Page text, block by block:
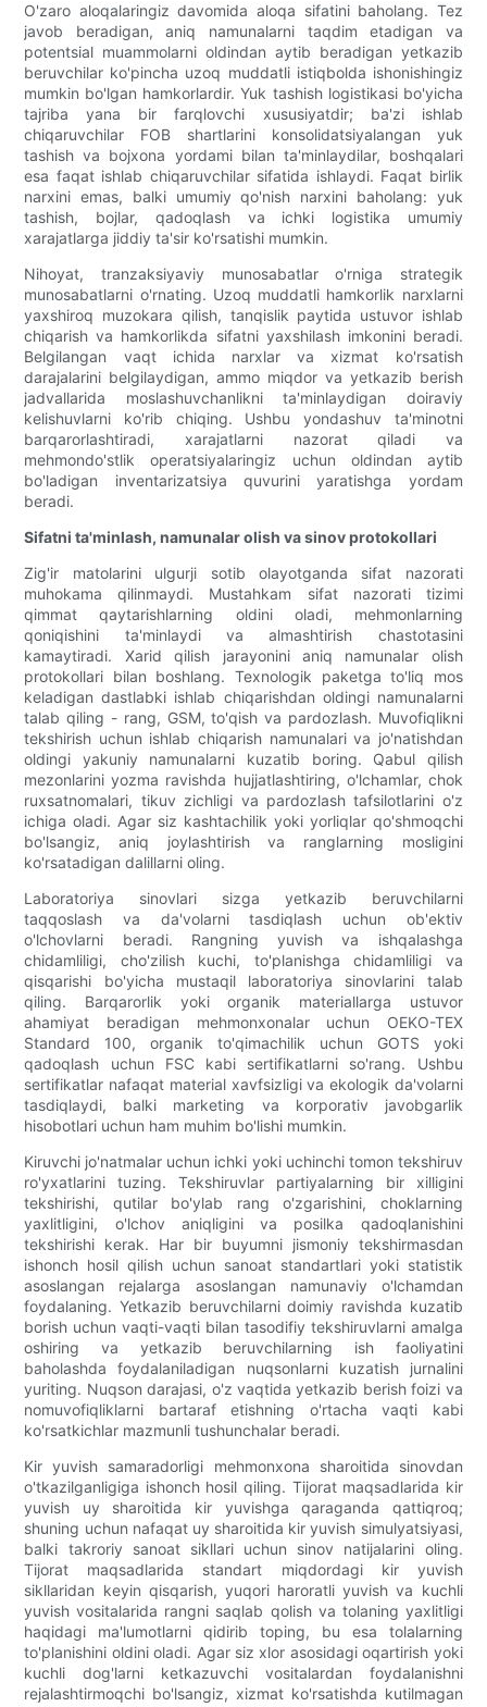
O'zaro aloqalaringiz davomida aloqa sifatini baholang. Tez
javob beradigan, aniq namunalarni taqdim etadigan va
potentsial muammolarni oldindan aytib beradigan yetkazib
beruvchilar ko'pincha uzoq muddatli istiqbolda ishonishingiz
mumkin bo'lgan hamkorlardir. Yuk tashish logistikasi bo'yicha
tajriba yana bir farqlovchi xususiyatdir; ba'zi ishlab
chiqaruvchilar FOB shartlarini konsolidatsiyalangan yuk
tashish va bojxona yordami bilan ta'minlaydilar, boshqalari
esa faqat ishlab chiqaruvchilar sifatida ishlaydi. Faqat birlik
narxini emas, balki umumiy qo'nish narxini baholang: yuk
tashish, bojlar, qadoqlash va ichki logistika umumiy
xarajatlarga jiddiy ta'sir ko'rsatishi mumkin.
Nihoyat, tranzaksiyaviy munosabatlar o'rniga strategik
munosabatlarni o'rnating. Uzoq muddatli hamkorlik narxlarni
yaxshiroq muzokara qilish, tanqislik paytida ustuvor ishlab
chiqarish va hamkorlikda sifatni yaxshilash imkonini beradi.
Belgilangan vaqt ichida narxlar va xizmat ko'rsatish
darajalarini belgilaydigan, ammo miqdor va yetkazib berish
jadvallarida moslashuvchanlikni ta'minlaydigan doiraviy
kelishuvlarni ko'rib chiqing. Ushbu yondashuv ta'minotni
barqarorlashtiradi, xarajatlarni nazorat qiladi va
mehmondo'stlik operatsiyalaringiz uchun oldindan aytib
bo'ladigan inventarizatsiya quvurini yaratishga yordam
beradi.
Sifatni ta'minlash, namunalar olish va sinov protokollari
Zig'ir matolarini ulgurji sotib olayotganda sifat nazorati
muhokama qilinmaydi. Mustahkam sifat nazorati tizimi
qimmat qaytarishlarning oldini oladi, mehmonlarning
qoniqishini ta'minlaydi va almashtirish chastotasini
kamaytiradi. Xarid qilish jarayonini aniq namunalar olish
protokollari bilan boshlang. Texnologik paketga to'liq mos
keladigan dastlabki ishlab chiqarishdan oldingi namunalarni
talab qiling - rang, GSM, to'qish va pardozlash. Muvofiqlikni
tekshirish uchun ishlab chiqarish namunalari va jo'natishdan
oldingi yakuniy namunalarni kuzatib boring. Qabul qilish
mezonlarini yozma ravishda hujjatlashtiring, o'lchamlar, chok
ruxsatnomalari, tikuv zichligi va pardozlash tafsilotlarini o'z
ichiga oladi. Agar siz kashtachilik yoki yorliqlar qo'shmoqchi
bo'lsangiz, aniq joylashtirish va ranglarning mosligini
ko'rsatadigan dalillarni oling.
Laboratoriya sinovlari sizga yetkazib beruvchilarni
taqqoslash va da'volarni tasdiqlash uchun ob'ektiv
o'lchovlarni beradi. Rangning yuvish va ishqalashga
chidamliligi, cho'zilish kuchi, to'planishga chidamliligi va
qisqarishi bo'yicha mustaqil laboratoriya sinovlarini talab
qiling. Barqarorlik yoki organik materiallarga ustuvor
ahamiyat beradigan mehmonxonalar uchun OEKO-TEX
Standard 100, organik to'qimachilik uchun GOTS yoki
qadoqlash uchun FSC kabi sertifikatlarni so'rang. Ushbu
sertifikatlar nafaqat material xavfsizligi va ekologik da'volarni
tasdiqlaydi, balki marketing va korporativ javobgarlik
hisobotlari uchun ham muhim bo'lishi mumkin.
Kiruvchi jo'natmalar uchun ichki yoki uchinchi tomon tekshiruv
ro'yxatlarini tuzing. Tekshiruvlar partiyalarning bir xilligini
tekshirishi, qutilar bo'ylab rang o'zgarishini, choklarning
yaxlitligini, o'lchov aniqligini va posilka qadoqlanishini
tekshirishi kerak. Har bir buyumni jismoniy tekshirmasdan
ishonch hosil qilish uchun sanoat standartlari yoki statistik
asoslangan rejalarga asoslangan namunaviy o'lchamdan
foydalaning. Yetkazib beruvchilarni doimiy ravishda kuzatib
borish uchun vaqti-vaqti bilan tasodifiy tekshiruvlarni amalga
oshiring va yetkazib beruvchilarning ish faoliyatini
baholashda foydalaniladigan nuqsonlarni kuzatish jurnalini
yuriting. Nuqson darajasi, o'z vaqtida yetkazib berish foizi va
nomuvofiqliklarni bartaraf etishning o'rtacha vaqti kabi
ko'rsatkichlar mazmunli tushunchalar beradi.
Kir yuvish samaradorligi mehmonxona sharoitida sinovdan
o'tkazilganligiga ishonch hosil qiling. Tijorat maqsadlarida kir
yuvish uy sharoitida kir yuvishga qaraganda qattiqroq;
shuning uchun nafaqat uy sharoitida kir yuvish simulyatsiyasi,
balki takroriy sanoat sikllari uchun sinov natijalarini oling.
Tijorat maqsadlarida standart miqdordagi kir yuvish
sikllaridan keyin qisqarish, yuqori haroratli yuvish va kuchli
yuvish vositalarida rangni saqlab qolish va tolaning yaxlitligi
haqidagi ma'lumotlarni qidirib toping, bu esa tolalarning
to'planishini oldini oladi. Agar siz xlor asosidagi oqartirish yoki
kuchli dog'larni ketkazuvchi vositalardan foydalanishni
rejalashtirmoqchi bo'lsangiz, xizmat ko'rsatishda kutilmagan